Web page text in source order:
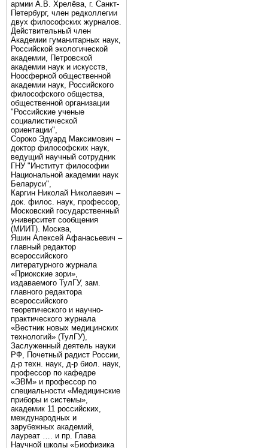
армии А.В. Хрелёва, г. Санкт-
Петербург, член редколлегии
двух философских журналов.
Действительный член
Академии гуманитарных наук,
Российской экологической
академии, Петровской
академии наук и искусств,
Ноосферной общественной
академии наук, Российского
философского общества,
общественной организации
"Российские ученые
социалистической
ориентации",
Сороко Эдуард Максимович –
доктор философских наук,
ведущий научный сотрудник
ГНУ "Институт философии
Национальной академии наук
Беларуси",
Каргин Николай Николаевич –
док. филос. наук, профессор,
Московский государственный
университет сообщения
(МИИТ). Москва,
Яшин Алексей Афанасьевич –
главный редактор
всероссийского
литературного журнала
«Приокские зори»,
издаваемого ТулГУ, зам.
главного редактора
всероссийского
теоретического и научно-
практического журнала
«Вестник новых медицинских
технологий» (ТулГУ),
Заслуженный деятель науки
РФ, Почетный радист России,
д-р техн. наук, д-р биол. наук,
профессор по кафедре
«ЭВМ» и профессор по
специальности «Медицинские
приборы и системы»,
академик 11 российских,
международных и
зарубежных академий,
лауреат …. и пр. Глава
Научной школы «Биофизика